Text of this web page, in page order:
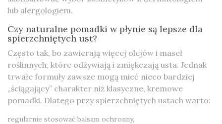
lub alergologiem.
Czy naturalne pomadki w płynie są lepsze dla
spierzchniętych ust?
Często tak, bo zawierają więcej olejów i maseł
roślinnych, które odżywiają i zmiękczają usta. Jednak
trwałe formuły zawsze mogą mieć nieco bardziej
„ściągający” charakter niż klasyczne, kremowe
pomadki. Dlatego przy spierzchniętych ustach warto:
regularnie stosować balsam ochronny,